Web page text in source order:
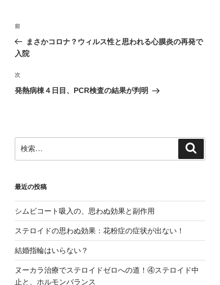
投
ナ
ゲ
ー
前
の
投
前
まさかコロナ？ウィルス性と思われる心膜炎の再発で
入院
次
の
次
発熱病棟４日目、PCR検査の結果が判明
索:
最近の投稿
シムビコート吸入の、思わぬ効果と副作用
ステロイドの思わぬ効果：花粉症の症状が出ない！
結婚指輪はいらない？
ヌーカラ治療でステロイドゼロへの道！④ステロイド中
止と、ホルモンバランス